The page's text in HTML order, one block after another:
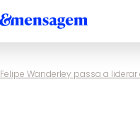
Felipe Wanderley passa a